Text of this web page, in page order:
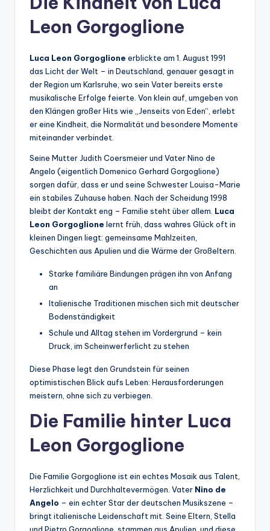
Leon Gorgoglione
Luca Leon Gorgoglione erblickte am 1. August 1991
das Licht der Welt – in Deutschland, genauer gesagt in
der Region um Karlsruhe, wo sein Vater bereits erste
musikalische Erfolge feierte. Von klein auf, umgeben von
den Klängen großer Hits wie „Jenseits von Eden“, erlebt
er eine Kindheit, die Normalität und besondere Momente
miteinander verbindet.
Seine Mutter Judith Coersmeier und Vater Nino de
Angelo (eigentlich Domenico Gerhard Gorgoglione)
sorgen dafür, dass er und seine Schwester Louisa-Marie
ein stabiles Zuhause haben. Nach der Scheidung 1998
bleibt der Kontakt eng – Familie steht über allem. Luca
Leon Gorgoglione lernt früh, dass wahres Glück oft in
kleinen Dingen liegt: gemeinsame Mahlzeiten,
Geschichten aus Apulien und die Wärme der Großeltern.
Starke familiäre Bindungen prägen ihn von Anfang
an
Italienische Traditionen mischen sich mit deutscher
Bodenständigkeit
Schule und Alltag stehen im Vordergrund – kein
Druck, im Scheinwerferlicht zu stehen
Diese Phase legt den Grundstein für seinen
optimistischen Blick aufs Leben: Herausforderungen
meistern, ohne sich zu verbiegen.
Die Familie hinter Luca
Leon Gorgoglione
Die Familie Gorgoglione ist ein echtes Mosaik aus Talent,
Herzlichkeit und Durchhaltevermögen. Vater Nino de
Angelo – ein echter Star der deutschen Musikszene –
bringt italienische Leidenschaft mit. Seine Eltern, Stella